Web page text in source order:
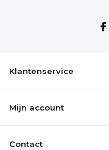
Klantenservice
Mijn account
Contact